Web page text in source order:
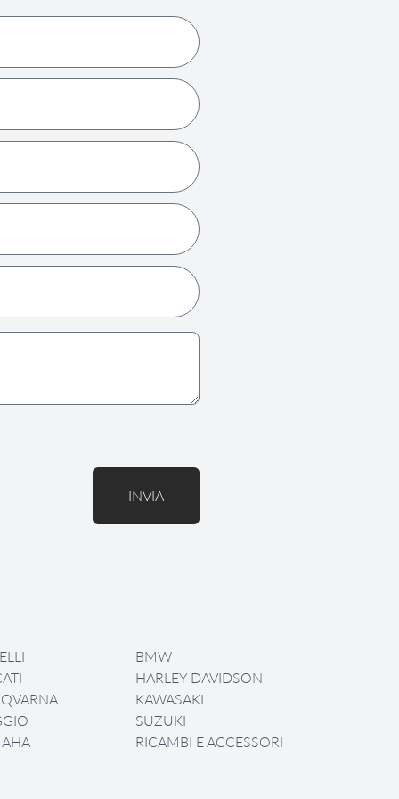
INVIA
BMW
HARLEY DAVIDSON
KAWASAKI
SUZUKI
RICAMBI E ACCESSORI